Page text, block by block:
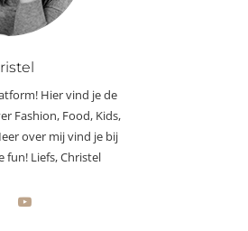
Hier vind je de
Fashion, Food, Kids,
over mij vind je bij
fun! Liefs, Christel